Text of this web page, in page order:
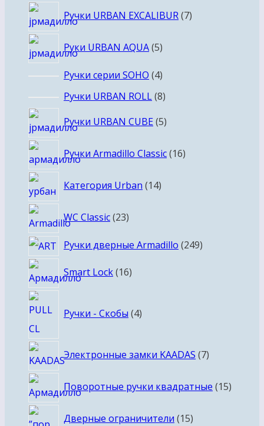
Ручки URBAN EXCALIBUR 77
Руки URBAN AQUA 55
Ручки серии SOHO 44
товара
Ручки URBAN ROLL 88
Ручки URBAN CUBE 55
Ручки Armadillo Classic 1616
Категория Urban 1414
WC Classic 2323
Ручки дверные Armadillo 249249
Smart Lock 1616
Ручки - Скобы 4товара
Электронные замки KAADAS 77
Поворотные ручки квадратные 1515
Дверные ограничители 1515